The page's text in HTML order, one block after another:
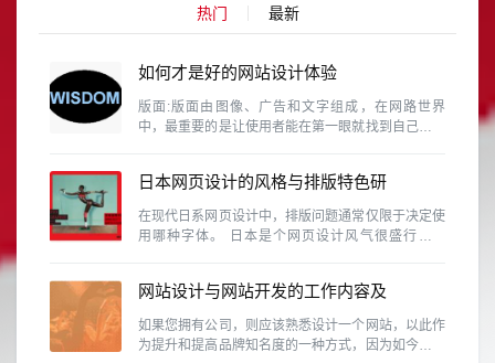
热门 最新
如何才是好的网站设计体验
版面:版面由图像、广告和文字组成，在网路世界
中，最重要的是让使用者能在第一眼就找到自己需要
日本网页设计的风格与排版特色研
究
在现代日系网页设计中，排版问题通常仅限于决定使
用哪种字体。 日本是个网页设计风气很盛行的国
因此日本的网页设计的具有参考价值
网站设计与网站开发的工作内容及
区别有那些？
如果您拥有公司，则应该熟悉设计一个网站，以此作
为提升和提高品牌知名度的一种方式，因为如今，商